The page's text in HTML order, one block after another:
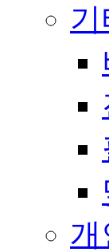
개